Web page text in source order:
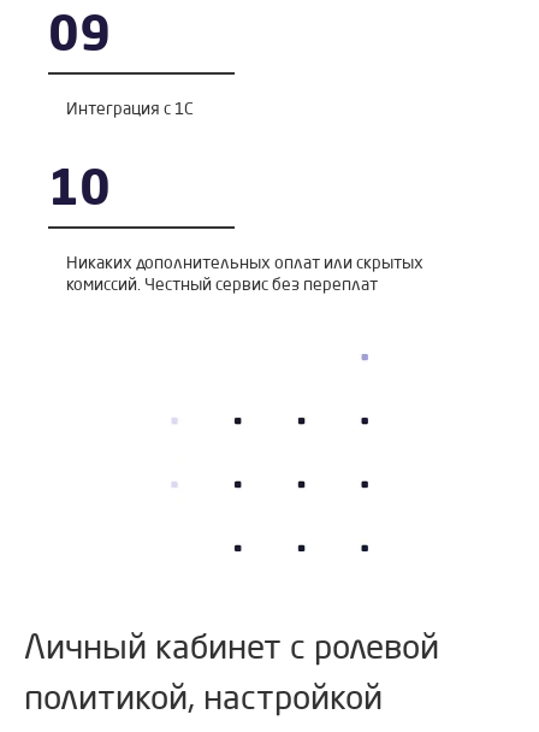
09
Интеграция с 1С
10
Никаких дополнительных оплат или скрытых
комиссий. Честный сервис без переплат
Личный кабинет с ролевой
политикой, настройкой